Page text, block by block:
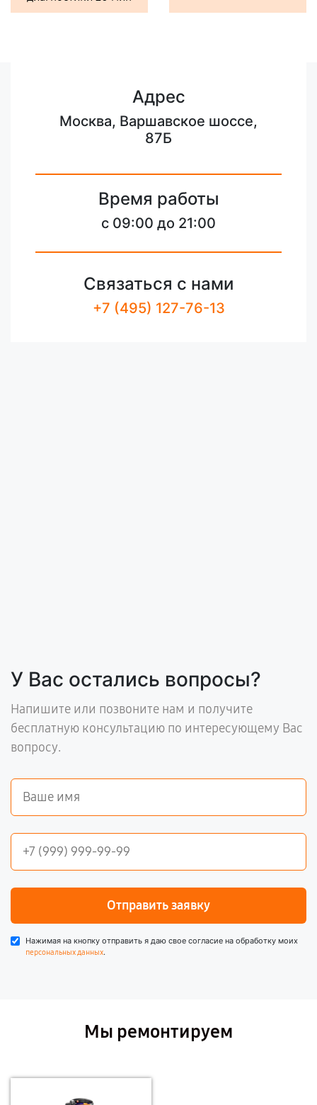
Адрес
Москва, Варшавское шоссе,
87Б
Время работы
c 09:00 до 21:00
Связаться с нами
+7 (495) 127-76-13
У Вас остались вопросы?
Напишите или позвоните нам и получите
бесплатную консультацию по интересующему Вас
вопросу.
Отправить заявку
Нажимая на кнопку отправить я даю свое согласие на обработку моих
персональных данных.
Мы ремонтируем